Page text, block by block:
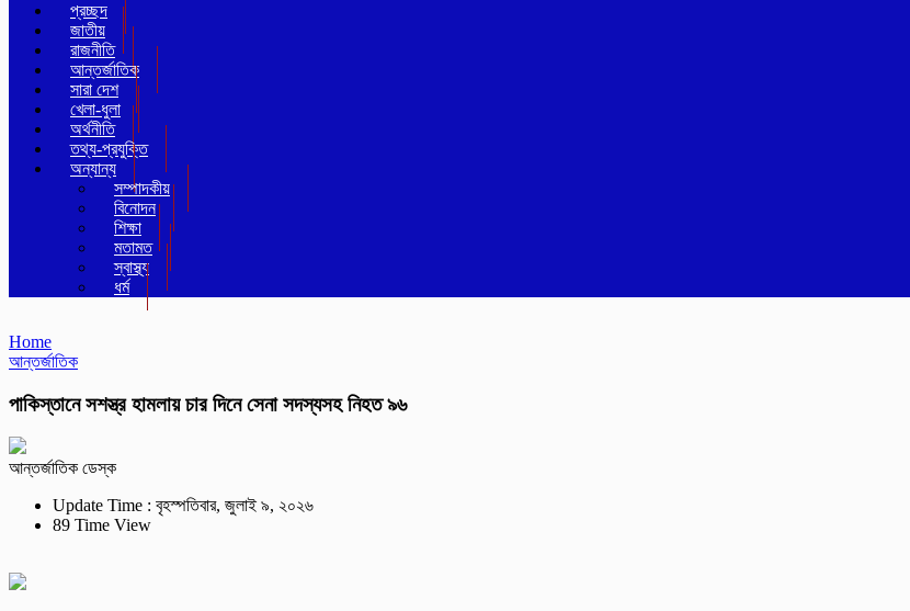
প্রচ্ছদ
জাতীয়
রাজনীতি
আন্তর্জাতিক
সারা দেশ
খেলা-ধুলা
অর্থনীতি
তথ্য-প্রযুক্তি
অন্যান্য
সম্পাদকীয়
বিনোদন
শিক্ষা
মতামত
স্বাস্থ্য
ধর্ম
Home
আন্তর্জাতিক
পাকিস্তানে সশস্ত্র হামলায় চার দিনে সেনা সদস্যসহ নিহত ৯৬
আন্তর্জাতিক ডেস্ক
Update Time : বৃহস্পতিবার, জুলাই ৯, ২০২৬
89 Time View